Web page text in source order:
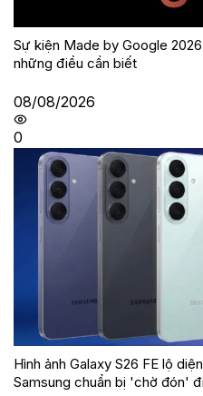
Sự kiện Made by Google
những điều cần biết
08/08/2026
0
Hình ảnh Galaxy S26 FE lộ
Samsung chuẩn bị 'chờ đón'